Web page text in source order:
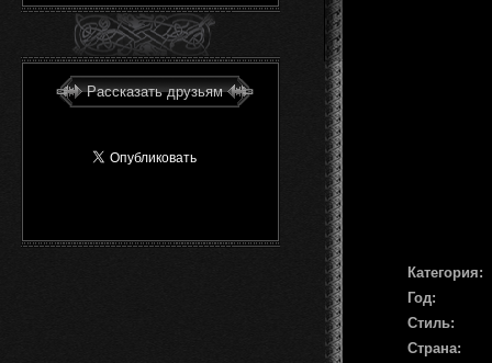
Рассказать друзьям
Категория:
Год:
Стиль:
Страна: